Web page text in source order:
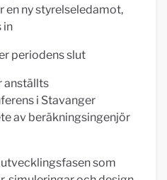
en ny styrelseledamot,
in
periodens slut
anställts
i Stavanger
av beräkningsingenjör
som